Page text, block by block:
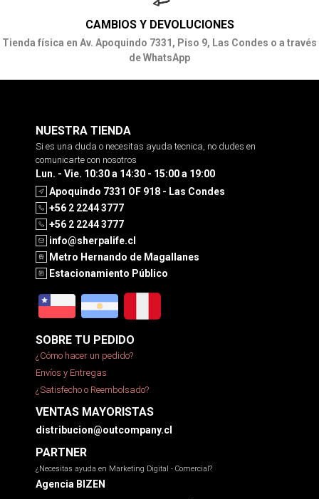
CAMBIOS Y DEVOLUCIONES
Tienda física en Av. Apoquindo 7331, Piso 9, Las Condes o a través
de WhatsApp
NUESTRA TIENDA
Si es una duda o necesitas ayuda tecnica, no dudes en
comunicarte con nosotros
Lun. - Vie. 10:30 a 14:30 - 15:00 a 19:00
Apoquindo 7331 OF 918 - Las Condes
+56 2 2244 3777
+56 2 2244 3777
info@sherpalife.cl
Metro Hernando de Magallanes
Estacionamiento Público
SOBRE TU PEDIDO
¿Cómo hacer un pedido?
Envíos y Entregas
¿Satisfecho o Reembolsado?
VENTAS MAYORISTAS
distribucion@outcompany.cl
PARTNER
¿Necesitas ayuda en Marketing Digital - Comercial?
Agencia BIZEN